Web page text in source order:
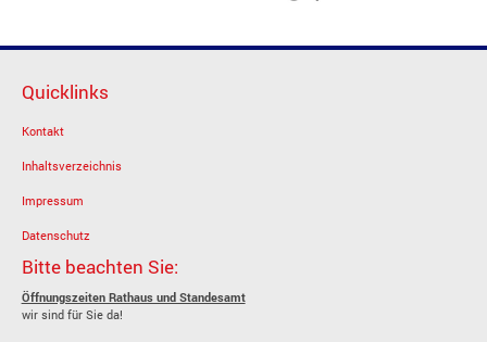
Quicklinks
Kontakt
Inhaltsverzeichnis
Impressum
Datenschutz
Bitte beachten Sie:
Öffnungszeiten Rathaus und Standesamt
wir sind für Sie da!